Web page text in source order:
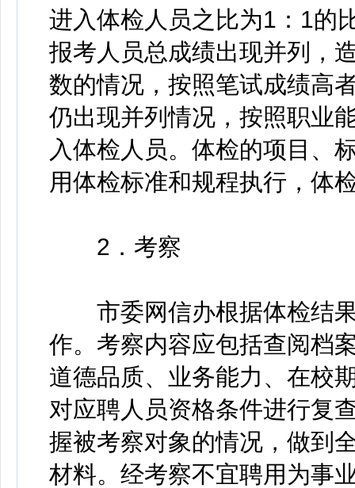
进入体检人员之比为1：1的
报考人员总成绩出现并列，
数的情况，按照笔试成绩高
仍出现并列情况，按照职业
入体检人员。体检的项目、
用体检标准和规程执行，体
2．考察
市委网信办根据体检结果
作。考察内容应包括查阅档
道德品质、业务能力、在校
对应聘人员资格条件进行复
握被考察对象的情况，做到
材料。经考察不宜聘用为事